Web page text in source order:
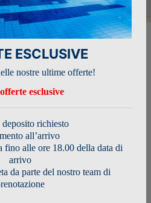
NOSTRA ÉLITE
prenotando direttamente con
noi
ORA
ESCLUSIVE
nostre ultime offerte!
esclusive
deposito richiesto
all’arrivo
fino alle ore 18.00 della data di
arrivo
da parte del nostro team di